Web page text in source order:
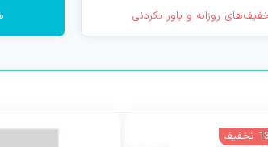
روزانه و باور نکردنی